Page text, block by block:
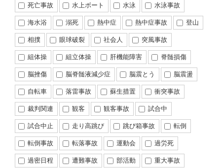
死亡事故
水上ボート 水泳
水泳事故
海水浴
溺死 熱中症 熱中症事故
登山
相撲
眼球破裂 社会人
突風事故
組体操
組立体操 肝機能障害
脊髄損傷
脳挫傷
脳脊髄液減少症 脳震とう
脳震盪
自転車
落雷事故 蘇生措置
衝突事故
裁判関連
観客 観客事故
試合中
試合中止
走り高跳び 跳び箱事故
転倒
転倒事故
転落事故 運動会
過労死
過密日程
遭難事故 部活動
重大事故